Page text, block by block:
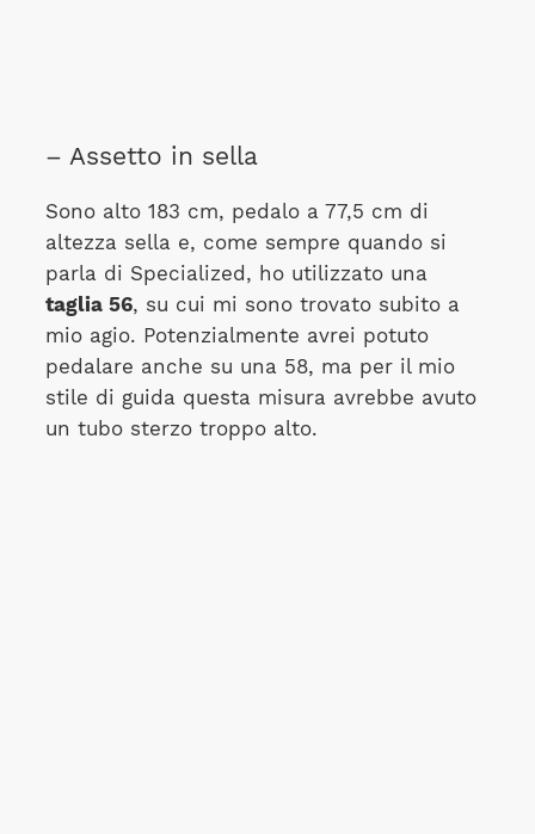
– Assetto in sella
Sono alto 183 cm, pedalo a 77,5 cm di
altezza sella e, come sempre quando si
parla di Specialized, ho utilizzato una
taglia 56, su cui mi sono trovato subito a
mio agio. Potenzialmente avrei potuto
pedalare anche su una 58, ma per il mio
stile di guida questa misura avrebbe avuto
un tubo sterzo troppo alto.